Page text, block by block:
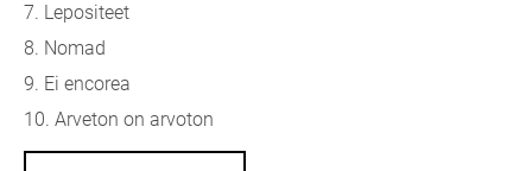
7. Lepositeet
8. Nomad
9. Ei encorea
10. Arveton on arvoton